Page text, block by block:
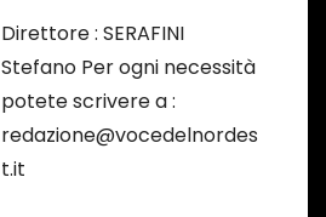
Direttore : SERAFINI
Stefano Per ogni necessità
potete scrivere a :
redazione@vocedelnordes
t.it